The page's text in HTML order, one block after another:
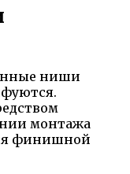
ниши
монтажа
финишной